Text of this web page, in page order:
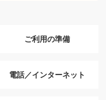
ご利用の準備
電話／インターネット